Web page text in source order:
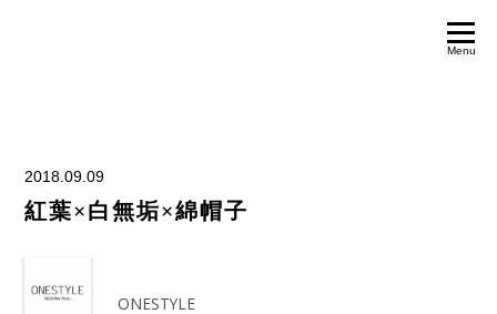
Menu
2018.09.09
紅葉×白無垢×綿帽子
ONESTYLE